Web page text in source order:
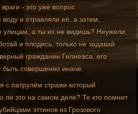
- это уже вопрос
и отравляли её, а затем,
улицам, а ты их не видишь? Неужели,
и плодись, только не задавай
гражданин Гилнеаса, его
совершенно иначе.
с патрулём стражи который
это на самом деле? Те кто помнит
эттинов из Грозового